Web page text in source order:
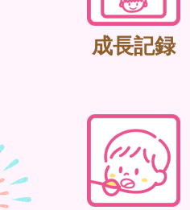
成長記録